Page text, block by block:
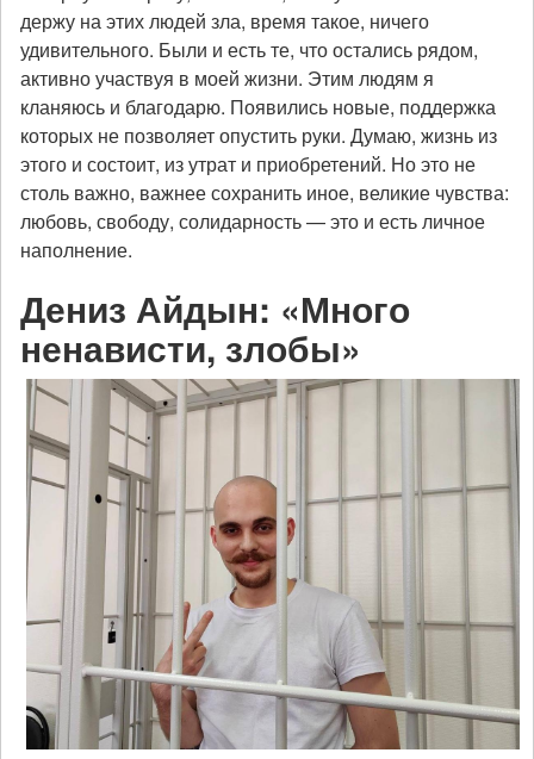
держу на этих людей зла, время такое, ничего
удивительного. Были и есть те, что остались рядом,
активно участвуя в моей жизни. Этим людям я
кланяюсь и благодарю. Появились новые, поддержка
которых не позволяет опустить руки. Думаю, жизнь из
этого и состоит, из утрат и приобретений. Но это не
столь важно, важнее сохранить иное, великие чувства:
любовь, свободу, солидарность — это и есть личное
наполнение.
Дениз Айдын: «Много
ненависти, злобы»